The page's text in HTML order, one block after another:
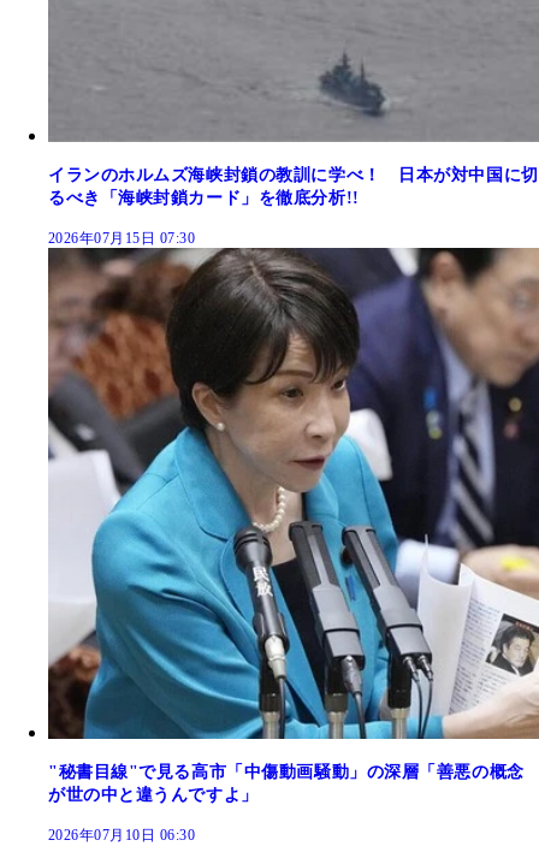
イランのホルムズ海峡封鎖の教訓に学べ！ 日本が対中国に切
るべき「海峡封鎖カード」を徹底分析!!
2026年07月15日 07:30
"秘書目線"で見る高市「中傷動画騒動」の深層「善悪の概念
が世の中と違うんですよ」
2026年07月10日 06:30